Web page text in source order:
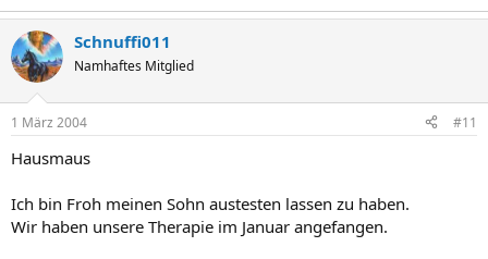
Schnuffi011
Namhaftes Mitglied
1 März 2004 #11
Hausmaus
Ich bin Froh meinen Sohn austesten lassen zu haben.
Wir haben unsere Therapie im Januar angefangen.